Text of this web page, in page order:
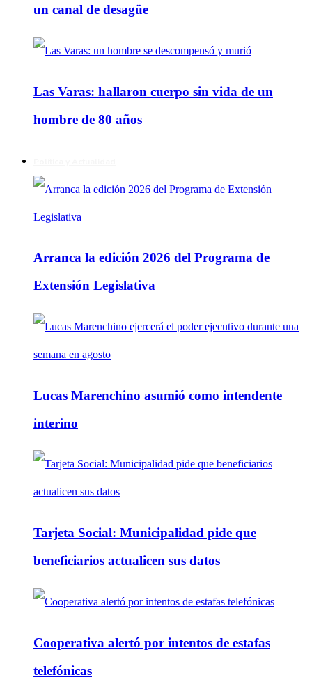
un canal de desagüe
Las Varas: hallaron cuerpo sin vida de un
hombre de 80 años
Arranca la edición 2026 del Programa de
Extensión Legislativa
Lucas Marenchino asumió como intendente
interino
Tarjeta Social: Municipalidad pide que
beneficiarios actualicen sus datos
Cooperativa alertó por intentos de estafas
telefónicas